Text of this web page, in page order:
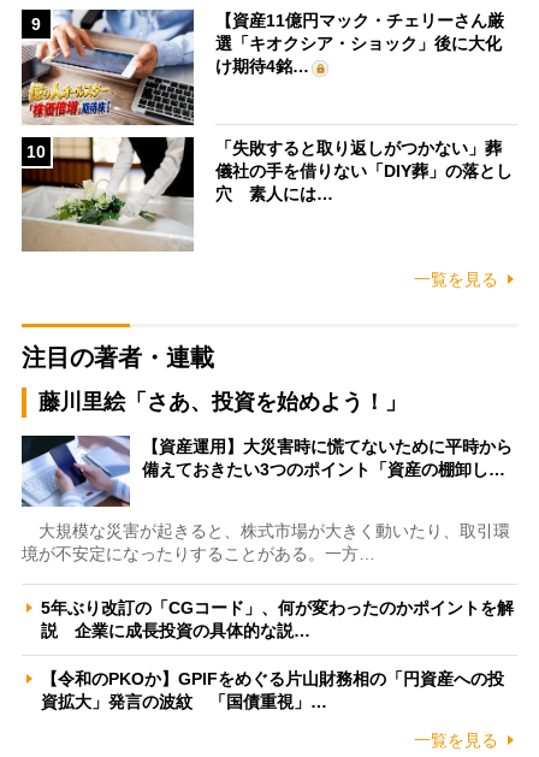
9
【資産11億円マック・チェリーさん厳
選「キオクシア・ショック」後に大化
け期待4銘…
10
「失敗すると取り返しがつかない」葬
儀社の手を借りない「DIY葬」の落とし
穴 素人には…
一覧を見る
注目の著者・連載
藤川里絵「さあ、投資を始めよう！」
【資産運用】大災害時に慌てないために平時から
備えておきたい3つのポイント「資産の棚卸し…
大規模な災害が起きると、株式市場が大きく動いたり、取引環
境が不安定になったりすることがある。一方…
5年ぶり改訂の「CGコード」、何が変わったのかポイントを解
説 企業に成長投資の具体的な説…
【令和のPKOか】GPIFをめぐる片山財務相の「円資産への投
資拡大」発言の波紋 「国債重視」…
一覧を見る